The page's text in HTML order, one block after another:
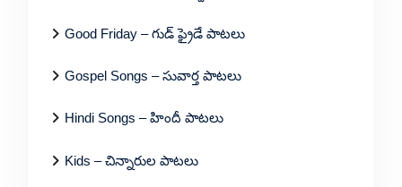
Good Friday – గుడ్ ఫ్రైడే పాటలు
Gospel Songs – సువార్త పాటలు
Hindi Songs – హిందీ పాటలు
Kids – చిన్నారుల పాటలు